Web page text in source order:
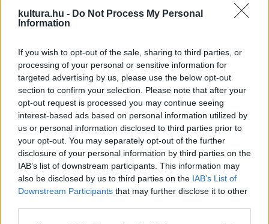
kultura.hu - Do Not Process My Personal
Information
If you wish to opt-out of the sale, sharing to third parties, or
processing of your personal or sensitive information for
targeted advertising by us, please use the below opt-out
section to confirm your selection. Please note that after your
opt-out request is processed you may continue seeing
interest-based ads based on personal information utilized by
us or personal information disclosed to third parties prior to
your opt-out. You may separately opt-out of the further
disclosure of your personal information by third parties on the
IAB’s list of downstream participants. This information may
also be disclosed by us to third parties on the IAB’s List of
Downstream Participants that may further disclose it to other
A férőhelyek korlátozott száma miatt, kérjük, tiszteletjegy
igényét jelezze előre a 342-7163 telefonszámon vagy a
A kiállítás támogatói: Nemzeti Kulturális Örökség
Minisztériuma, Nemzeti Kulturális Alap
HORVÁTH CSABA
KETTEN - Orfeusz tekintete -
Szerelmi kettős. A másikban tükröződő, egymásba vakult
szerelmesek táncdrámája. De nem a szelíd szerelem, hanem
a vad szerelem duettje. Nem a megnyugtató, hanem a